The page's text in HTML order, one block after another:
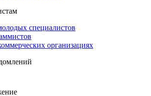
специалистов
организациях